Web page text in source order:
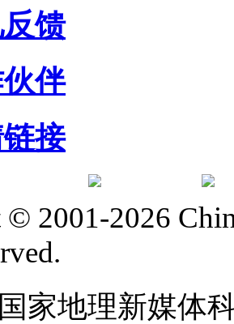
馈
伴
接
2001-2026
家地理新媒体